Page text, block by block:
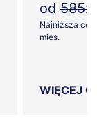
od 585zł
Najniższa
mies.
WIĘCEJ